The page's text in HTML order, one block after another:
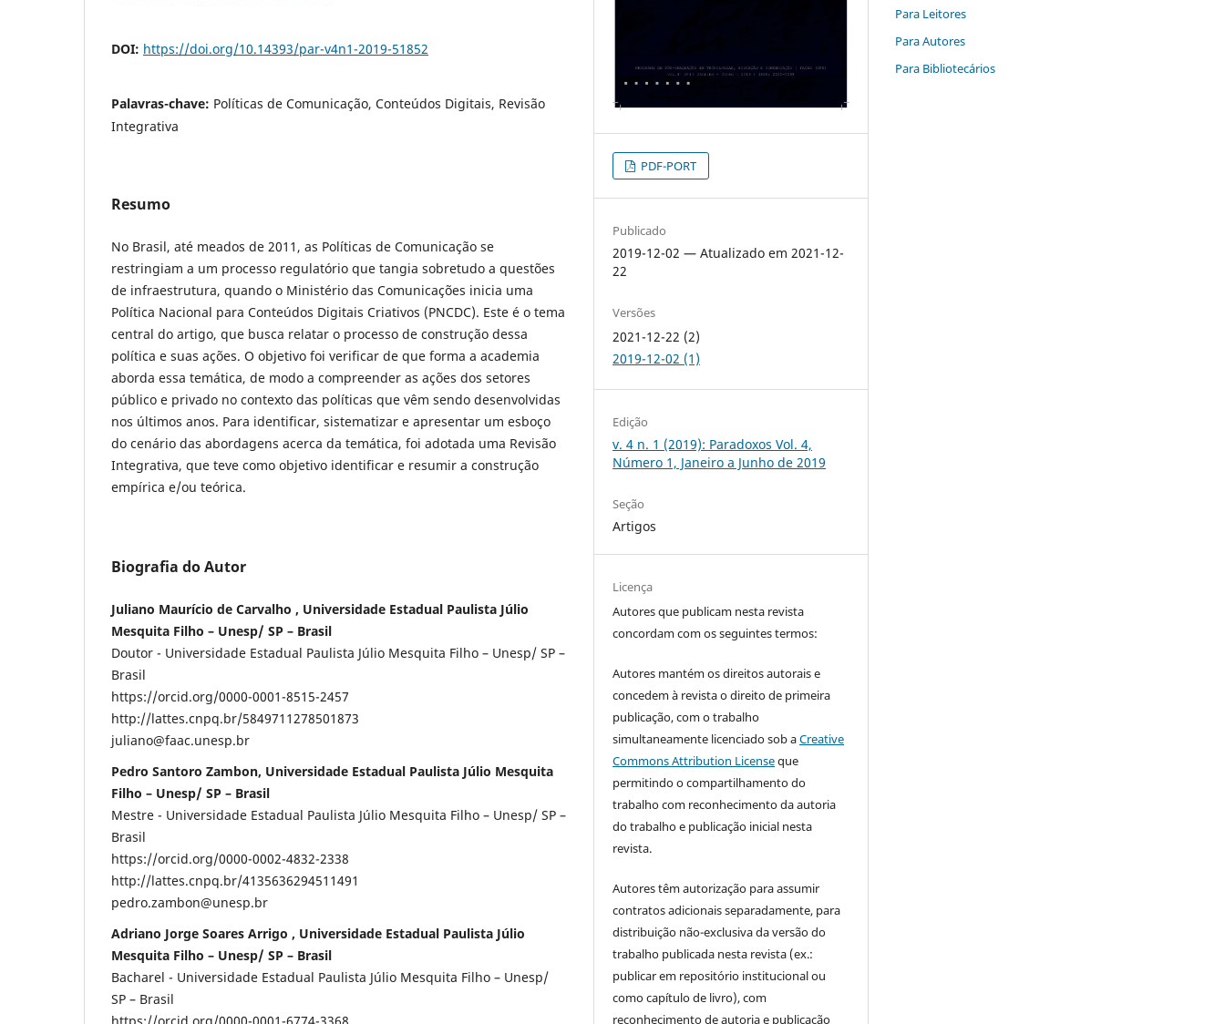
DOI: https://doi.org/10.14393/par-v4n1-2019-51852
Palavras-chave: Políticas de Comunicação, Conteúdos Digitais, Revisão
Integrativa
Resumo
No Brasil, até meados de 2011, as Políticas de Comunicação se
restringiam a um processo regulatório que tangia sobretudo a questões
de infraestrutura, quando o Ministério das Comunicações inicia uma
Política Nacional para Conteúdos Digitais Criativos (PNCDC). Este é o tema
central do artigo, que busca relatar o processo de construção dessa
política e suas ações. O objetivo foi verificar de que forma a academia
aborda essa temática, de modo a compreender as ações dos setores
público e privado no contexto das políticas que vêm sendo desenvolvidas
nos últimos anos. Para identificar, sistematizar e apresentar um esboço
do cenário das abordagens acerca da temática, foi adotada uma Revisão
Integrativa, que teve como objetivo identificar e resumir a construção
empírica e/ou teórica.
Biografia do Autor
Juliano Maurício de Carvalho , Universidade Estadual Paulista Júlio
Mesquita Filho – Unesp/ SP – Brasil
Doutor - Universidade Estadual Paulista Júlio Mesquita Filho – Unesp/ SP –
Brasil
https://orcid.org/0000-0001-8515-2457
http://lattes.cnpq.br/5849711278501873
juliano@faac.unesp.br
Pedro Santoro Zambon, Universidade Estadual Paulista Júlio Mesquita
Filho – Unesp/ SP – Brasil
Mestre - Universidade Estadual Paulista Júlio Mesquita Filho – Unesp/ SP –
Brasil
https://orcid.org/0000-0002-4832-2338
http://lattes.cnpq.br/4135636294511491
pedro.zambon@unesp.br
Adriano Jorge Soares Arrigo , Universidade Estadual Paulista Júlio
Mesquita Filho – Unesp/ SP – Brasil
Bacharel - Universidade Estadual Paulista Júlio Mesquita Filho – Unesp/
SP – Brasil
PDF-PORT
Publicado
2019-12-02 — Atualizado em 2021-12-
22
Versões
2021-12-22 (2)
2019-12-02 (1)
Edição
v. 4 n. 1 (2019): Paradoxos Vol. 4,
Número 1, Janeiro a Junho de 2019
Seção
Artigos
Licença
Autores que publicam nesta revista
concordam com os seguintes termos:
Autores mantém os direitos autorais e
concedem à revista o direito de primeira
publicação, com o trabalho
simultaneamente licenciado sob aCreative
Commons Attribution Licenseque
permitindo o compartilhamento do
trabalho com reconhecimento da autoria
do trabalho e publicação inicial nesta
revista.
Autores têm autorização para assumir
contratos adicionais separadamente, para
distribuição não-exclusiva da versão do
trabalho publicada nesta revista (ex.:
publicar em repositório institucional ou
como capítulo de livro), com
reconhecimento de autoria e publicação
Para Leitores
Para Autores
Para Bibliotecários